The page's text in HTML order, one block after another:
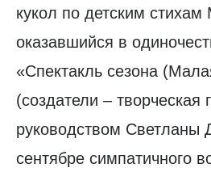
кукол по детским
оказавшийся в
«Спектакль сезона
(создатели – творческая
руководством Светланы
сентябре симпатичного